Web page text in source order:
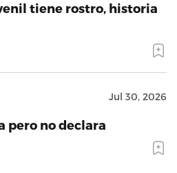
tiene rostro, historia
Jul 30, 2026
pero no declara